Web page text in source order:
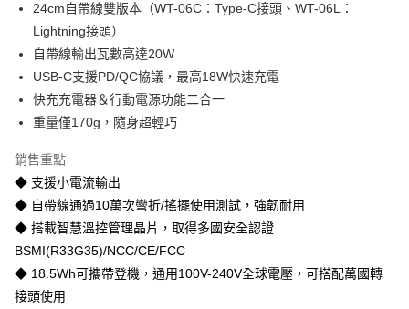
悠遊付
Google Pay
AFTEE先享後付
相關說明
AFTEE先享後付是「在收到商品之後才付款」的支付方式。 讓您購物簡單
便利好安心！
１．簡單：不需註冊會員、不需綁卡、不需儲值。
２．便利：只要手機號碼，簡訊認證，即可結帳。
【「AFTEE先享後付」結帳流程】
１．於結帳方式選擇「AFTEE先享後付」後，將跳轉至「AFTEE先享後付」
結帳頁面，進行簡訊認證並確認金額後，即可完成結帳。
２．訂單成立數日內，您將收到繳費通知簡訊。
運送方式
宅配(廠商直送🚚)
每筆NT$100，滿NT$590(含以上)免運費
24cm自帶線雙版本（WT-06C：Type-C接頭、WT-06L：
Lightning接頭）
自帶線輸出瓦數高達20W
USB-C支援PD/QC協議，最高18W快速充電
快充充電器＆行動電源功能二合一
重量僅170g，隨身超輕巧
銷售重點
◆ 支援小電流輸出
◆ 自帶線通過10萬次彎折/搖擺使用測試，強韌耐用
◆ 搭載智慧溫控管理晶片，取得多國安全認證
BSMI(R33G35)/NCC/CE/FCC
◆ 18.5Wh可攜帶登機，通用100V-240V全球電壓，可搭配萬國轉
接頭使用